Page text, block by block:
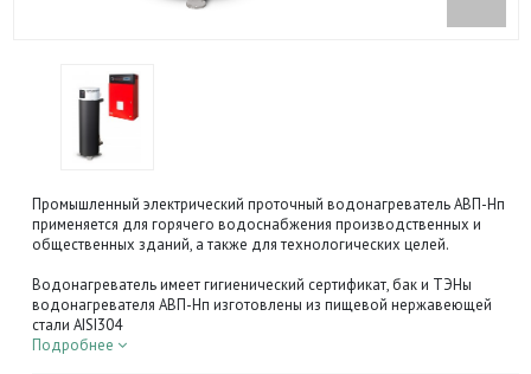
Промышленный электрический проточный водонагреватель АВП-Нп
применяется для горячего водоснабжения производственных и
общественных зданий, а также для технологических целей.
Водонагреватель имеет гигиенический сертификат, бак и ТЭНы
водонагревателя АВП-Нп изготовлены из пищевой нержавеющей
стали AISI304
Подробнее